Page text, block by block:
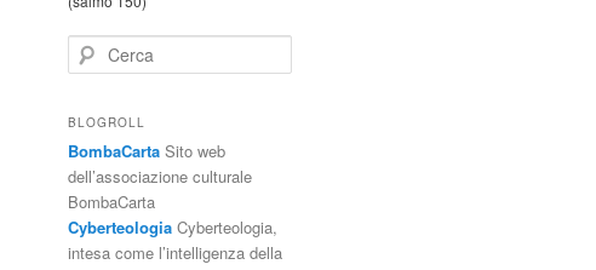
e
c
BLOGROLL
BombaCarta Sito web
dell’associazione culturale
BombaCarta
Cyberteologia Cyberteologia,
intesa come l’intelligenza della